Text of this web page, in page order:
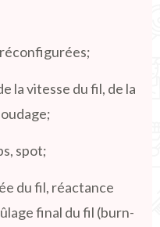
la vitesse du fil, de la
spot;
du fil, réactance
final du fil (burn-